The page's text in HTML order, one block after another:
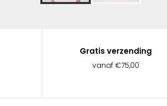
Gratis verzending
vanaf €75,00